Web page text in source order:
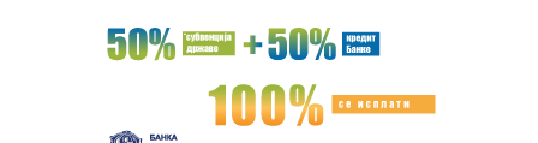
11:31:TRAGEDIJA KOJA JE POTRESLA NBA: Poznat uzrok smrti NBA
košarka...
Jovana brutalno pecnula Dragana nakon veridbe: